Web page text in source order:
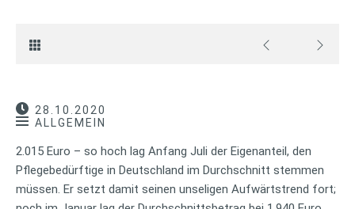
28.10.2020
ALLGEMEIN
2.015 Euro – so hoch lag Anfang Juli der Eigenanteil, den
Pflegebedürftige in Deutschland im Durchschnitt stemmen
müssen. Er setzt damit seinen unseligen Aufwärtstrend fort;